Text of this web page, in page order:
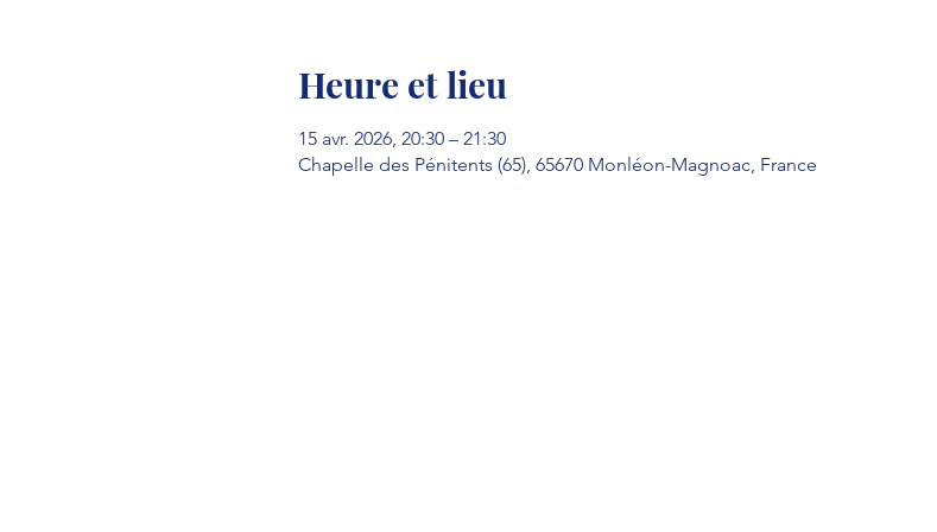
Heure et lieu
15 avr. 2026, 20:30 – 21:30
Chapelle des Pénitents (65), 65670 Monléon-Magnoac, France